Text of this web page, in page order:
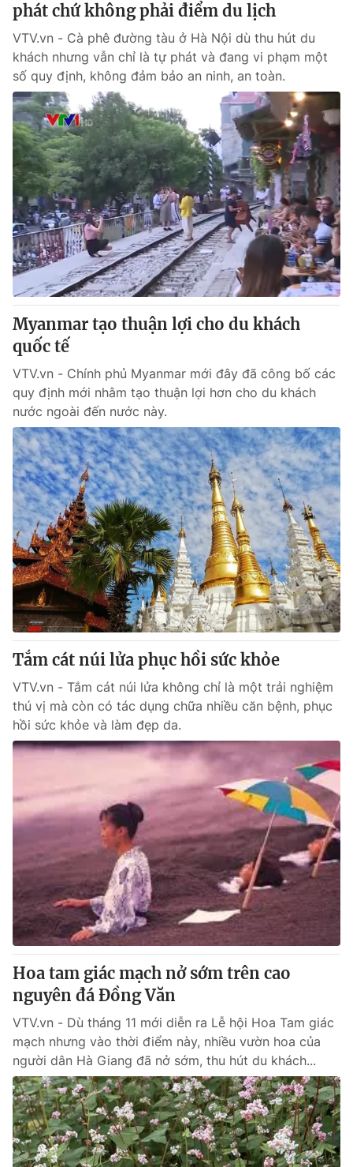
phát chứ không phải điểm du lịch
VTV.vn - Cà phê đường tàu ở Hà Nội dù thu hút du
khách nhưng vẫn chỉ là tự phát và đang vi phạm một
số quy định, không đảm bảo an ninh, an toàn.
Myanmar tạo thuận lợi cho du khách
quốc tế
VTV.vn - Chính phủ Myanmar mới đây đã công bố các
quy định mới nhằm tạo thuận lợi hơn cho du khách
nước ngoài đến nước này.
Tắm cát núi lửa phục hồi sức khỏe
VTV.vn - Tắm cát núi lửa không chỉ là một trải nghiệm
thú vị mà còn có tác dụng chữa nhiều căn bệnh, phục
hồi sức khỏe và làm đẹp da.
Hoa tam giác mạch nở sớm trên cao
nguyên đá Đồng Văn
VTV.vn - Dù tháng 11 mới diễn ra Lễ hội Hoa Tam giác
mạch nhưng vào thời điểm này, nhiều vườn hoa của
người dân Hà Giang đã nở sớm, thu hút du khách...